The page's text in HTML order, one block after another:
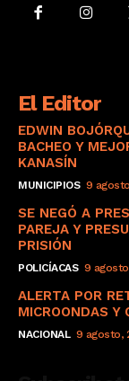
El Editor
EDWIN
BACHEO Y
KANASÍN
MUNICIPIOS 9
SE NEGÓ A
PAREJA Y
PRISIÓN
POLICÍACAS 9
ALERTA POR
MICROONDAS Y
NACIONAL 9 agosto,